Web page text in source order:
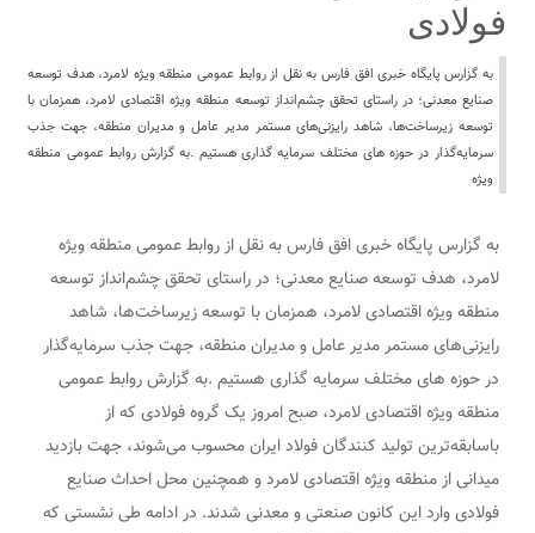
فولادی
به گزارس پایگاه خبری افق فارس به نقل از روابط عمومی منطقه ویژه لامرد، هدف توسعه
صنایع معدنی؛ در راستای تحقق چشم‌انداز توسعه منطقه ویژه اقتصادی لامرد، همزمان با
توسعه زیرساخت‌ها، شاهد رایزنی‌های مستمر مدیر عامل و مدیران منطقه، جهت جذب
سرمایه‌گذار در حوزه های مختلف سرمایه گذاری هستیم .به گزارش روابط عمومی منطقه
ویژه
به گزارس پایگاه خبری افق فارس به نقل از روابط عمومی منطقه ویژه
لامرد، هدف توسعه صنایع معدنی؛ در راستای تحقق چشم‌انداز توسعه
منطقه ویژه اقتصادی لامرد، همزمان با توسعه زیرساخت‌ها، شاهد
رایزنی‌های مستمر مدیر عامل و مدیران منطقه، جهت جذب سرمایه‌گذار
در حوزه های مختلف سرمایه گذاری هستیم .به گزارش روابط عمومی
منطقه ویژه اقتصادی لامرد، صبح امروز یک گروه فولادی که از
باسابقه‌ترین تولید کنندگان فولاد ایران محسوب می‌شوند، جهت بازدید
میدانی از منطقه ویژه اقتصادی لامرد و همچنین محل احداث صنایع
فولادی وارد این کانون صنعتی و معدنی شدند. در ادامه طی نشستی که